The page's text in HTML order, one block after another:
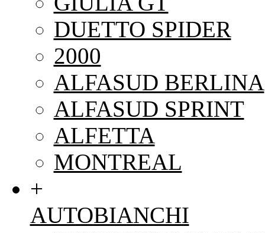
DUETTO SPIDER
2000
ALFASUD BERLINA
ALFASUD SPRINT
ALFETTA
MONTREAL
+
AUTOBIANCHI